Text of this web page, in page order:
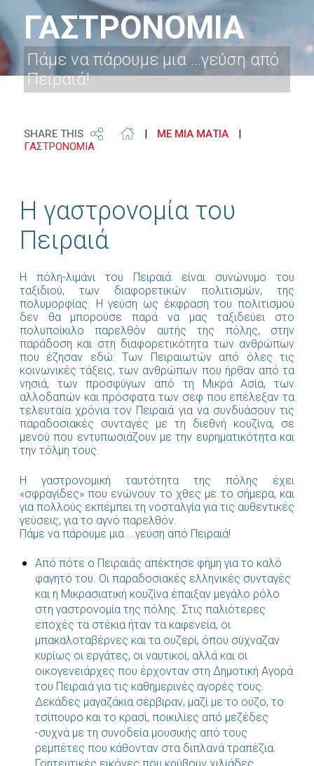
ΓΑΣΤΡΟΝΟΜΙΑ
Πάμε να πάρουμε μια ...γεύση από
Πειραιά!
SHARE THIS | ΜΕ ΜΙΑ ΜΑΤΙΑ
|
ΓΑΣΤΡΟΝΟΜΙΑ
Η γαστρονομία του
Πειραιά
H πόλη-λιμάνι του Πειραιά είναι συνώνυμο του
ταξιδιού, των διαφορετικών πολιτισμών, της
πολυμορφίας. Η γεύση ως έκφραση του πολιτισμού
δεν θα μπορούσε παρά να μας ταξιδεύει στο
πολυποίκιλο παρελθόν αυτής της πόλης, στην
παράδοση και στη διαφορετικότητα των ανθρώπων
που έζησαν εδώ: Tων Πειραιωτών από όλες τις
κοινωνικές τάξεις, των ανθρώπων που ήρθαν από τα
νησιά, των προσφύγων από τη Μικρά Ασία, των
αλλοδαπών και πρόσφατα των σεφ που επέλεξαν τα
τελευταία χρόνια τον Πειραιά για να συνδυάσουν τις
παραδοσιακές συνταγές με τη διεθνή κουζίνα, σε
μενού που εντυπωσιάζουν με την ευρηματικότητα και
την τόλμη τους.
Η γαστρονομική ταυτότητα της πόλης έχει
«σφραγίδες» που ενώνουν το χθες με το σήμερα, και
για πολλούς εκπέμπει τη νοσταλγία για τις αυθεντικές
γεύσεις, για το αγνό παρελθόν.
Πάμε να πάρουμε μια ...γεύση από Πειραιά!
Από πότε ο Πειραιάς απέκτησε φήμη για το καλό
φαγητό του. Οι παραδοσιακές ελληνικές συνταγές
και η Μικρασιατική κουζίνα έπαιξαν μεγάλο ρόλο
στη γαστρονομία της πόλης. Στις παλιότερες
εποχές τα στέκια ήταν τα καφενεία, οι
μπακαλοταβέρνες και τα ουζερί, όπου σύχναζαν
κυρίως οι εργάτες, οι ναυτικοί, αλλά και οι
οικογενειάρχες που έρχονταν στη Δημοτική Αγορά
του Πειραιά για τις καθημερινές αγορές τους.
Δεκάδες μαγαζάκια σέρβιραν, μαζί με το ούζο, το
τσίπουρο και το κρασί, ποικιλίες από μεζέδες
-συχνά με τη συνοδεία μουσικής από τους
ρεμπέτες που κάθονταν στα διπλανά τραπέζια.